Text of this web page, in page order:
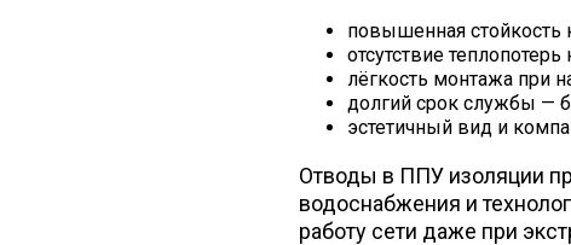
повышенная стойкость
отсутствие теплопотерь
лёгкость монтажа при
долгий срок службы —
эстетичный вид и
Отводы в ППУ изоляции
водоснабжения и
работу сети даже при